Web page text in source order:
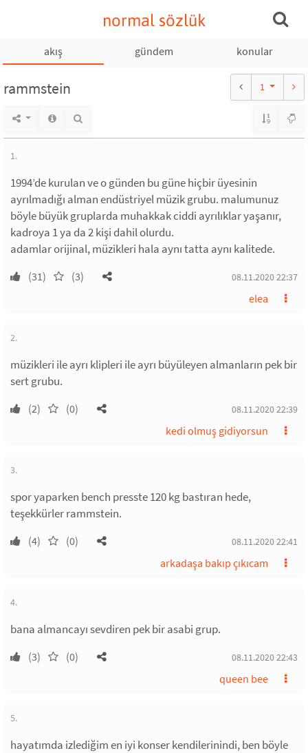
normal sözlük
akış gündem konular
rammstein 1
1.
1994’de kurulan ve o günden bu güne hiçbir üyesinin
ayrılmadığı alman endüstriyel müzik grubu. malumunuz
böyle büyük gruplarda muhakkak ciddi ayrılıklar yaşanır,
kadroya 1 ya da 2 kişi dahil olurdu.
adamlar orijinal, müzikleri hala aynı tatta aynı kalitede.
(31) (3) 08.11.2020 22:37
elea
2.
müzikleri ile ayrı klipleri ile ayrı büyüleyen almanların pek bir
sert grubu.
(2) (0) 08.11.2020 22:39
kedi olmuş gidiyorsun
3.
spor yaparken bench presste 120 kg bastıran hede,
teşekkürler rammstein.
(4) (0) 08.11.2020 22:41
arkadaşa bakıp çıkıcam
4.
bana almancayı sevdiren pek bir asabi grup.
(3) (0) 08.11.2020 22:43
queen bee
5.
hayatımda izlediğim en iyi konser kendilerinindi, ben böyle